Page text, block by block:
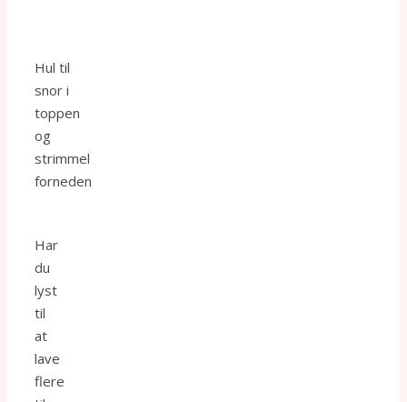
Hul til
snor i
toppen
og
strimmel
forneden
Har
du
lyst
til
at
lave
flere